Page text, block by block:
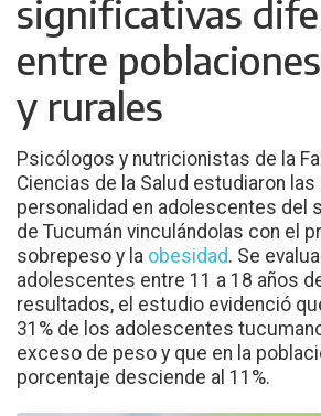
significativas
entre
y rurales
Psicólogos y nutricionistas de la
Ciencias de la Salud estudiaron
personalidad en adolescentes del
de Tucumán vinculándolas con el
sobrepeso y la obesidad. Se
adolescentes entre 11 a 18 años
resultados, el estudio evidenció
31% de los adolescentes
exceso de peso y que en la
porcentaje desciende al 11%.